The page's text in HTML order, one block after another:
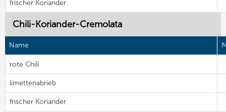
frischer Koriander
Chili-Koriander-Cremolata
Name
rote Chili
limettenabrieb
frischer Koriander